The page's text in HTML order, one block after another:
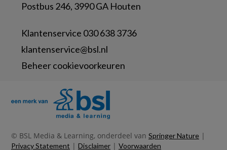
Postbus 246, 3990 GA Houten
Klantenservice 030 638 3736
klantenservice@bsl.nl
Beheer cookievoorkeuren
© BSL Media & Learning, onderdeel van Springer Nature |
Privacy Statement | Disclaimer | Voorwaarden